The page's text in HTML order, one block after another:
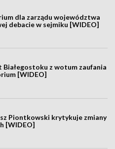
dla zarządu województwa
debacie w sejmiku [WIDEO]
Białegostoku z wotum zaufania
[WIDEO]
Piontkowski krytykuje zmiany
[WIDEO]